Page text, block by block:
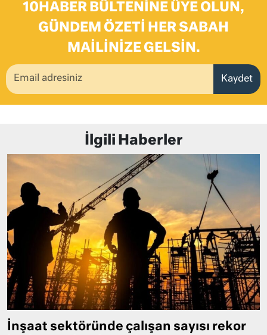
10HABER BÜLTENINE ÜYE OLUN,
GÜNDEM ÖZETI HER SABAH
MAILINIZE GELSIN.
Kaydet
İlgili Haberler
İnşaat sektöründe çalışan sayısı rekor